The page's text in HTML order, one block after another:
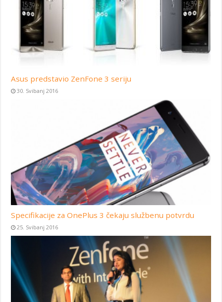
Asus predstavio ZenFone 3 seriju
30. Svibanj 2016
Specifikacije za OnePlus 3 čekaju službenu potvrdu
25. Svibanj 2016